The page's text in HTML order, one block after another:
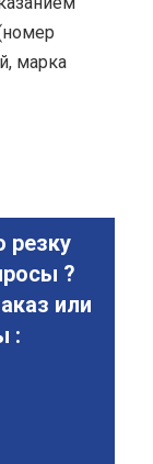
марка
резку
?
или
: